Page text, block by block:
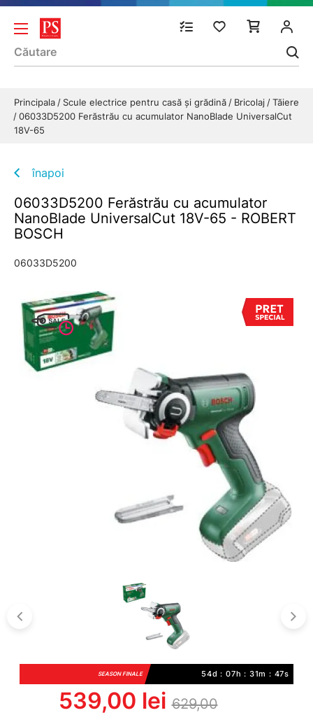
Principala Scule electrice pentru casă și grădină Bricolaj
Tăiere
06033D5200 Ferăstrău cu acumulator NanoBlade UniversalCut
18V-65
înapoi
06033D5200 Ferăstrău cu acumulator
NanoBlade UniversalCut 18V-65 - ROBERT
BOSCH
06033D5200
SEASON FINALE 54d : 07h : 31m : 46s
539,00 lei 629,00